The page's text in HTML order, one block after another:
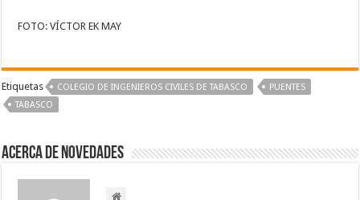
FOTO: VÍCTOR EK MAY
Etiquetas COLEGIO DE INGENIEROS CIVILES DE TABASCO
PUENTES
TABASCO
Acerca de NOVEDADES